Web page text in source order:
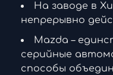
На заводе в
непрерывно
Mazda –
серийные
способы